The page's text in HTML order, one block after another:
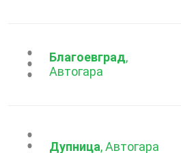
...Благоевград,
Автогара
...Дупница, Автогара